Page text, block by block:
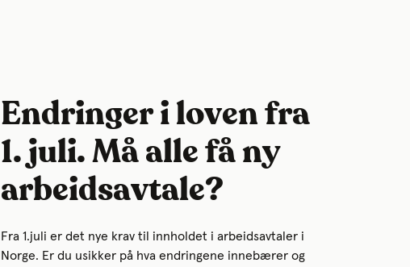
Endringer i loven fra
1. juli. Må alle få ny
arbeidsavtale?
Fra 1.juli er det nye krav til innholdet i arbeidsavtaler i
Norge. Er du usikker på hva endringene innebærer og